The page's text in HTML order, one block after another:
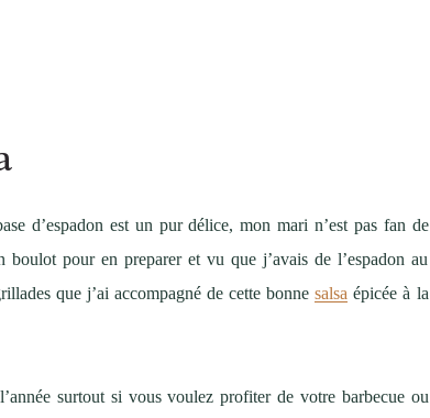
d’espadon est un pur délice, mon mari n’est pas fan de
pour en preparer et vu que j’avais de l’espadon au
que j’ai accompagné de cette bonnesalsa épicée à la
surtout si vous voulez profiter de votre barbecue ou